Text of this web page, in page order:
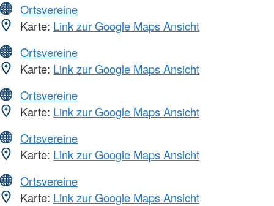
Ortsvereine
Karte: Link zur Google Maps Ansicht
Ortsvereine
Karte: Link zur Google Maps Ansicht
Ortsvereine
Karte: Link zur Google Maps Ansicht
Ortsvereine
Karte: Link zur Google Maps Ansicht
Ortsvereine
Karte: Link zur Google Maps Ansicht